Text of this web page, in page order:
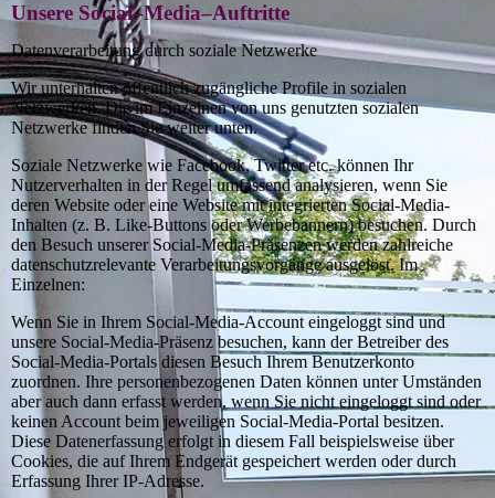
Unsere Social–Media–Auftritte
Datenverarbeitung durch soziale Netzwerke
Wir unterhalten öffentlich zugängliche Profile in sozialen
Netzwerken. Die im Einzelnen von uns genutzten sozialen
Netzwerke finden Sie weiter unten.
Soziale Netzwerke wie Facebook, Twitter etc. können Ihr
Nutzerverhalten in der Regel umfassend analysieren, wenn Sie
deren Website oder eine Website mit integrierten Social-Media-
Inhalten (z. B. Like-Buttons oder Werbebannern) besuchen. Durch
den Besuch unserer Social-Media-Präsenzen werden zahlreiche
datenschutzrelevante Verarbeitungsvorgänge ausgelöst. Im
Einzelnen:
Wenn Sie in Ihrem Social-Media-Account eingeloggt sind und
unsere Social-Media-Präsenz besuchen, kann der Betreiber des
Social-Media-Portals diesen Besuch Ihrem Benutzerkonto
zuordnen. Ihre personenbezogenen Daten können unter Umständen
aber auch dann erfasst werden, wenn Sie nicht eingeloggt sind oder
keinen Account beim jeweiligen Social-Media-Portal besitzen.
Diese Datenerfassung erfolgt in diesem Fall beispielsweise über
Cookies, die auf Ihrem Endgerät gespeichert werden oder durch
Erfassung Ihrer IP-Adresse.